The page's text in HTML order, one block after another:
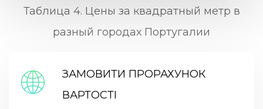
Таблица 4. Цены за квадратный метр в
разный городах Португалии
ЗАМОВИТИ ПРОРАХУНОК
ВАРТОСТІ